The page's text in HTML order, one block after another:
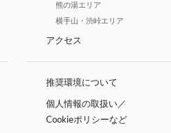
熊の湯エリア
横手山・渋峠エリア
アクセス
推奨環境について
個人情報の取扱い／
Cookieポリシーなど